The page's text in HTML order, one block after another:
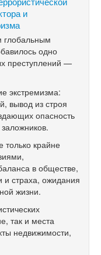
и
одно
преступлений —
экстремизма:
вывод из строя
опасность
только крайне
в обществе,
страха, ожидания
жизни.
так и места
недвижимости,